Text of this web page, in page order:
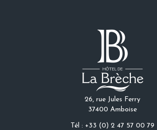
26, rue Jules Ferry
37400 Amboise
Tél : +33 (0) 2 47 57 00 79